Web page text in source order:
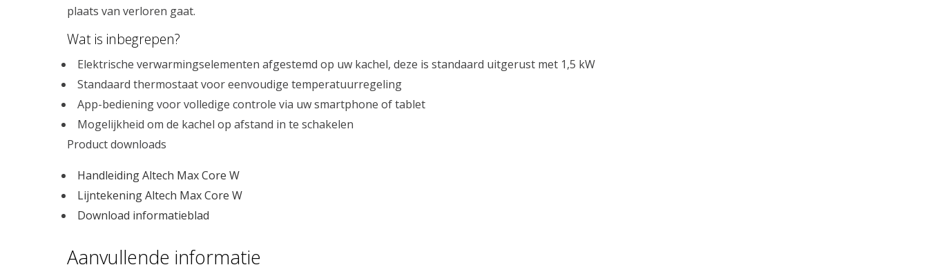
plaats van verloren gaat.
Wat is inbegrepen?
Elektrische verwarmingselementen afgestemd op uw kachel, deze is standaard uitgerust met 1,5 kW
Standaard thermostaat voor eenvoudige temperatuurregeling
App-bediening voor volledige controle via uw smartphone of tablet
Mogelijkheid om de kachel op afstand in te schakelen
Product downloads
Handleiding Altech Max Core W
Lijntekening Altech Max Core W
Download informatieblad
Aanvullende informatie